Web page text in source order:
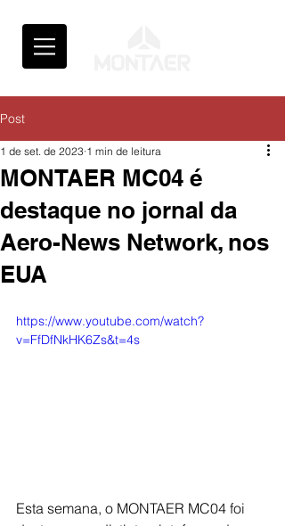
Post
MONTAER MC04 é
destaque no jornal da
Aero-News Network, nos
EUA
1 de set. de 2023 1 min de leitura
https://www.youtube.com/watch?
v=FfDfNkHK6Zs&t=4s
Esta semana, o MONTAER MC04 foi